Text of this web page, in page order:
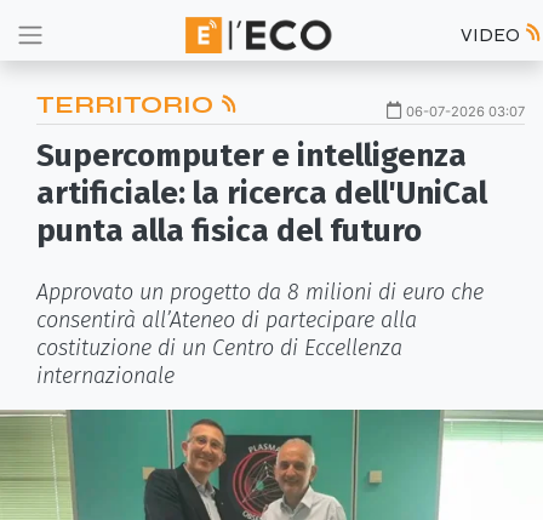
VIDEO
TERRITORIO 06-07-2026 03:07
Supercomputer e intelligenza
artificiale: la ricerca dell'UniCal
punta alla fisica del futuro
Approvato un progetto da 8 milioni di euro che
consentirà all’Ateneo di partecipare alla
costituzione di un Centro di Eccellenza
internazionale